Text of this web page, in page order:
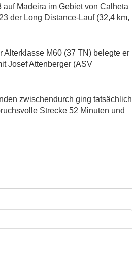
Madeira im Gebiet von Calheta
der Long Distance-Lauf (32,4 km,
M60 (37 TN) belegte er
Josef Attenberger (ASV
zwischendurch ging tatsächlich
Strecke 52 Minuten und